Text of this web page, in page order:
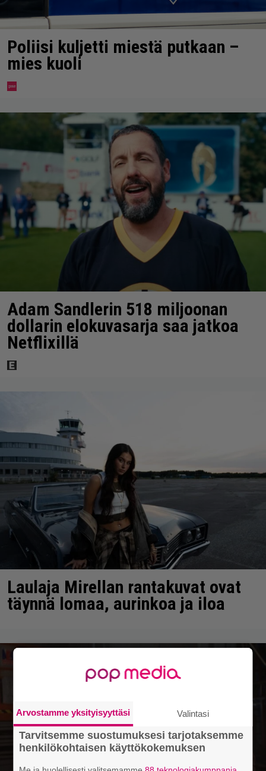
Poliisi kuljetti miestä putkaan –
mies kuoli
Adam Sandlerin 518 miljoonan
dollarin elokuvasarja saa jatkoa
Netflixillä
Laulaja Mirellan rantakuvat ovat
täynnä lomaa, aurinkoa ja iloa
Arvostamme yksityisyyttäsi Valintasi
Tarvitsemme suostumuksesi tarjotaksemme
henkilökohtaisen käyttökokemuksen